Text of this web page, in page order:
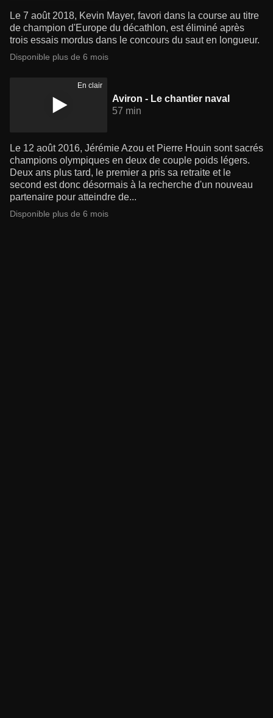
Le 7 août 2018, Kevin Mayer, favori dans la course au titre
de champion d'Europe du décathlon, est éliminé après
trois essais mordus dans le concours du saut en longueur.
Disponible plus de 6 mois
En clair
Aviron - Le chantier naval
57 min
Le 12 août 2016, Jérémie Azou et Pierre Houin sont sacrés
champions olympiques en deux de couple poids légers.
Deux ans plus tard, le premier a pris sa retraite et le
second est donc désormais à la recherche d'un nouveau
partenaire pour atteindre de...
Disponible plus de 6 mois